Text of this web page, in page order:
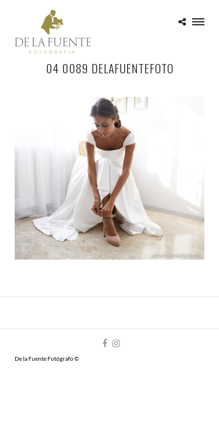
04 0089 DELAFUENTEFOTO
De la Fuente Fotógrafo ©